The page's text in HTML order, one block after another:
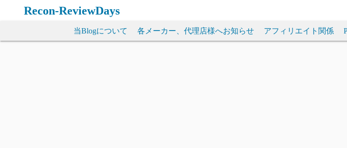
ン
Recon-ReviewDays
当Blogについて 各メーカー、代理店様へお知らせ アフィリエイト関係